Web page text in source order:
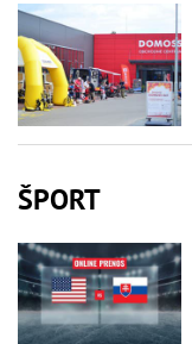
ŠPORT